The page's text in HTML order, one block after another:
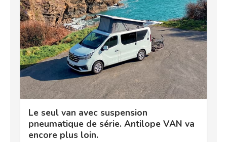
Le seul van avec suspension
pneumatique de série. Antilope VAN va
encore plus loin.